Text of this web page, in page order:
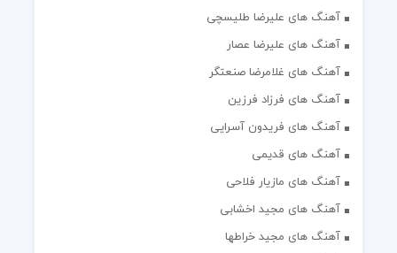
آهنگ های علیرضا طلیسچی
آهنگ های علیرضا عصار
آهنگ های غلامرضا صنعتگر
آهنگ های فرزاد فرزین
آهنگ های فریدون آسرایی
آهنگ های قدیمی
آهنگ های مازیار فلاحی
آهنگ های مجید اخشابی
آهنگ های مجید خراطها